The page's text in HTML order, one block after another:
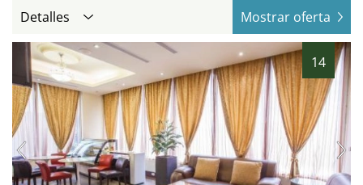
Detalles Mostrar oferta
14